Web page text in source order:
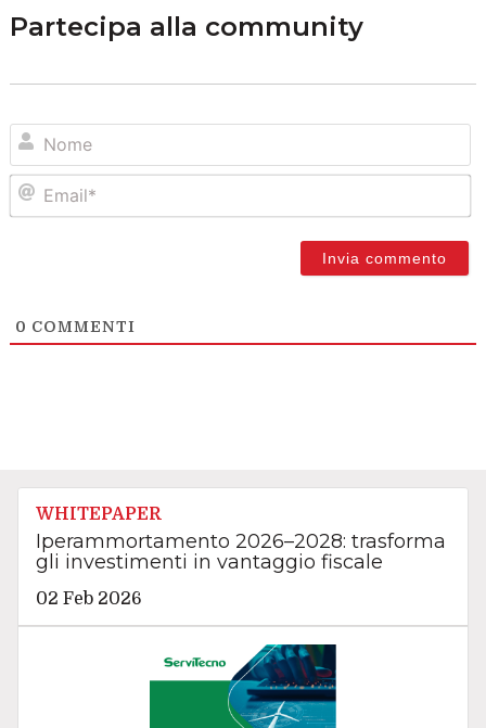
Partecipa alla community
0 COMMENTI
WHITEPAPER
Iperammortamento 2026–2028: trasforma
gli investimenti in vantaggio fiscale
02 Feb 2026